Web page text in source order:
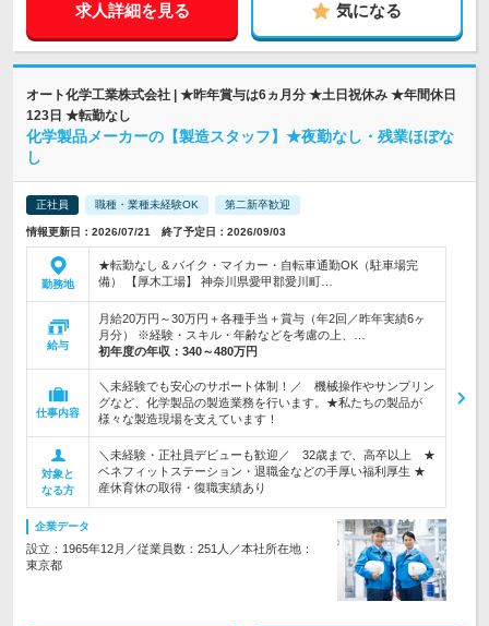
求人詳細を見る 気になる
オート化学工業株式会社 | ★昨年賞与は6ヵ月分 ★土日祝休み ★年間休日
123日 ★転勤なし
化学製品メーカーの【製造スタッフ】★夜勤なし・残業ほぼな
し
正社員 職種・業種未経験OK 第二新卒歓迎
情報更新日：2026/07/21 終了予定日：2026/09/03
勤務地
★転勤なし & バイク・マイカー・自転車通勤OK（駐車場完
備） 【厚木工場】 神奈川県愛甲郡愛川町…
給与
月給20万円～30万円＋各種手当＋賞与（年2回／昨年実績6ヶ
月分） ※経験・スキル・年齢などを考慮の上、…
初年度の年収： 340～480万円
仕事内容
＼未経験でも安心のサポート体制！／ 機械操作やサンプリン
グなど、化学製品の製造業務を行います。★私たちの製品が
様々な製造現場を支えています！
対象と
なる方
＼未経験・正社員デビューも歓迎／ 32歳まで、高卒以上 ★
ベネフィットステーション・退職金などの手厚い福利厚生 ★
産休育休の取得・復職実績あり
企業データ
設立：1965年12月／従業員数：251人／本社所在地：
東京都